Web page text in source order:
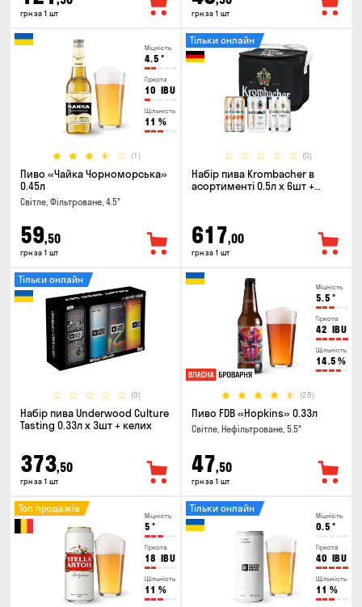
грн за 1 шт грн за 1 шт
Міцність
4.5 °
Гіркота
10 IBU
Щільність
11 %
(1)
Пиво «Чайка Чорноморська»
0.45л
Світле, Фільтроване, 4.5°
59,50
грн за 1 шт
(0)
Тільки онлайн
Набір пива Krombacher в
асортименті 0.5л х 6шт +
617,00
грн за 1 шт
(0)
Тільки онлайн
Набір пива Underwood Culture
Tasting 0.33л x 3шт + келих
373,50
грн за 1 шт
Міцність
5.5 °
Гіркота
42 IBU
Щільність
14.5 %
(28)
Пиво FDB «Hopkins» 0.33л
Світле, Нефільтроване, 5.5°
47,50
грн за 1 шт
Міцність
5 °
Гіркота
18 IBU
Щільність
11 %
Топ продажів
Міцність
0.5 °
Гіркота
40 IBU
Щільність
11 %
Тільки онлайн